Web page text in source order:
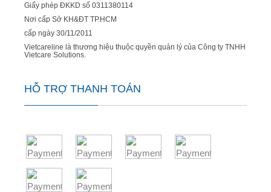
Giấy phép ĐKKD số 0311380114
Nơi cấp Sở KH&ĐT TP.HCM
cấp ngày 30/11/2011
Vietcareline là thương hiệu thuộc quyền quản lý của Công ty TNHH
Vietcare Solutions.
HỖ TRỢ THANH TOÁN